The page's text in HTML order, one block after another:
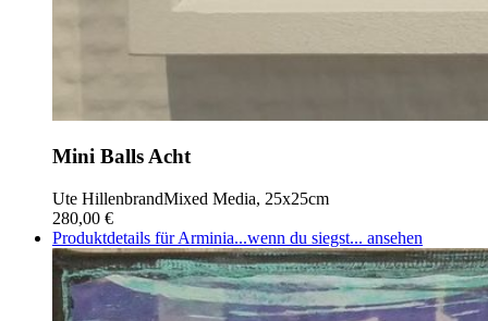
Mini Balls Acht
Ute HillenbrandMixed Media, 25x25cm
280,00 €
Produktdetails für Arminia...wenn du siegst... ansehen